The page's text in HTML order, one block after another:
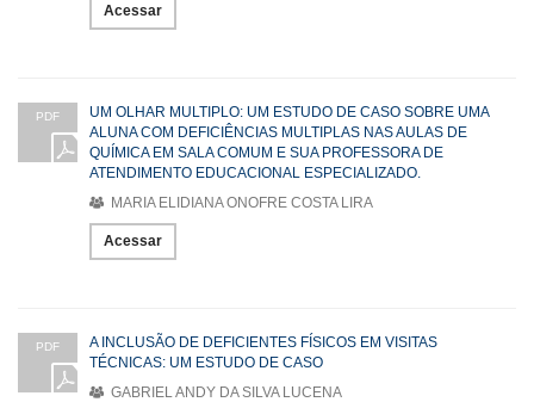
Acessar
PDF
UM OLHAR MULTIPLO: UM ESTUDO DE CASO SOBRE UMA
ALUNA COM DEFICIÊNCIAS MULTIPLAS NAS AULAS DE
QUÍMICA EM SALA COMUM E SUA PROFESSORA DE
ATENDIMENTO EDUCACIONAL ESPECIALIZADO.
MARIA ELIDIANA ONOFRE COSTA LIRA
Acessar
PDF
A INCLUSÃO DE DEFICIENTES FÍSICOS EM VISITAS
TÉCNICAS: UM ESTUDO DE CASO
GABRIEL ANDY DA SILVA LUCENA